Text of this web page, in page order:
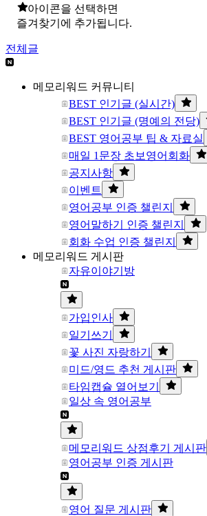
아이콘을 선택하면
즐겨찾기에 추가됩니다.
전체글
메모리워드 커뮤니티
BEST 인기글 (실시간)
BEST 인기글 (명예의 전당)
BEST 영어공부 팁 & 자료실
매일 1문장 초보영어회화
공지사항
이벤트
영어공부 인증 챌린지
영어말하기 인증 챌린지
회화 수업 인증 챌린지
메모리워드 게시판
자유이야기방
가입인사
일기쓰기
꽃 사진 자랑하기
미드/영드 추천 게시판
타임캡슐 열어보기
일상 속 영어공부
메모리워드 상점후기 게시판
영어공부 인증 게시판
영어 질문 게시판